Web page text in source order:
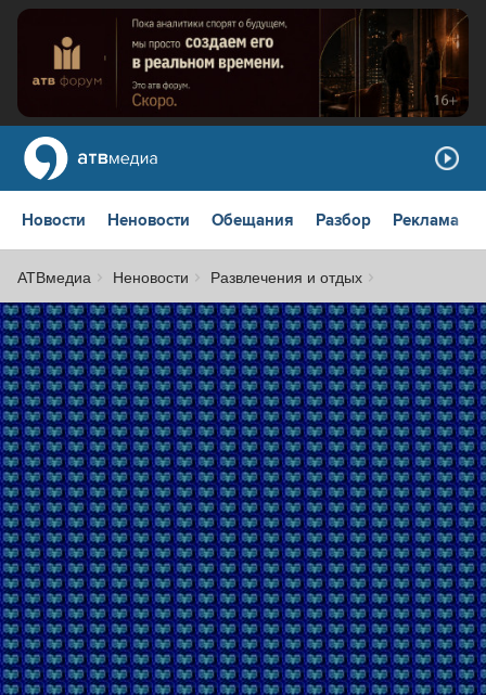
Новости Неновости Обещания Разбор Реклама
АТВмедиа Неновости Развлечения и отдых